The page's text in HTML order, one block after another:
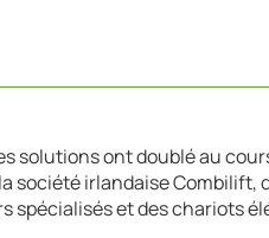
solutions ont doublé au
société irlandaise
spécialisés et des chariots